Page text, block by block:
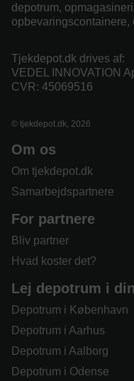
depotrum,
opbevaringscontainere,
Tjekdepot.dk drives af:
VEDEL INNOVATION
CVR: 45069516
© tjekdepot.dk, 2026
Om os
Om tjekdepot.dk
Samarbejdspartnere
For partnere
Bliv partner
Hvad koster det?
Lej depotrum i
Depotrum i København
Depotrum i Aarhus
Depotrum i Aalborg
Depotrum i Odense